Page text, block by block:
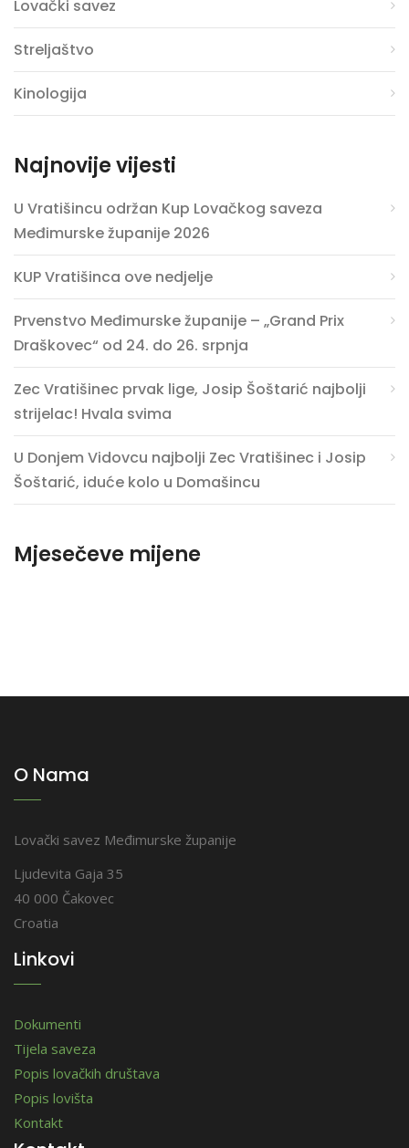
Lovački savez
Streljaštvo
Kinologija
Najnovije vijesti
U Vratišincu održan Kup Lovačkog saveza
Međimurske županije 2026
KUP Vratišinca ove nedjelje
Prvenstvo Međimurske županije – „Grand Prix
Draškovec“ od 24. do 26. srpnja
Zec Vratišinec prvak lige, Josip Šoštarić najbolji
strijelac! Hvala svima
U Donjem Vidovcu najbolji Zec Vratišinec i Josip
Šoštarić, iduće kolo u Domašincu
Mjesečeve mijene
O Nama
Lovački savez Međimurske županije
Ljudevita Gaja 35
40 000 Čakovec
Croatia
Linkovi
Dokumenti
Tijela saveza
Popis lovačkih društava
Popis lovišta
Kontakt